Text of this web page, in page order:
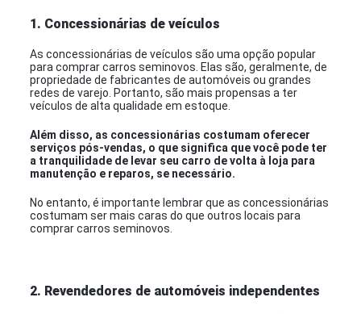
1. Concessionárias de veículos
As concessionárias de veículos são uma opção popular
para comprar carros seminovos. Elas são, geralmente, de
propriedade de fabricantes de automóveis ou grandes
redes de varejo. Portanto, são mais propensas a ter
veículos de alta qualidade em estoque.
Além disso, as concessionárias costumam oferecer
serviços pós-vendas, o que significa que você pode ter
a tranquilidade de levar seu carro de volta à loja para
manutenção e reparos, se necessário.
No entanto, é importante lembrar que as concessionárias
costumam ser mais caras do que outros locais para
comprar carros seminovos.
2. Revendedores de automóveis independentes